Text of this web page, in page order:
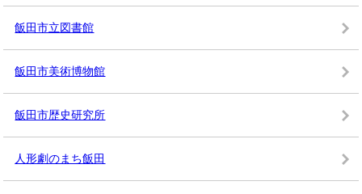
飯田市立図書館
飯田市美術博物館
飯田市歴史研究所
人形劇のまち飯田